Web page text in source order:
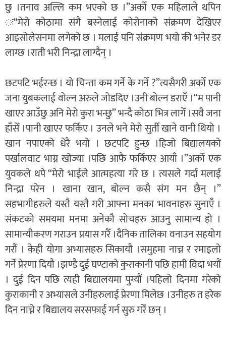
छु ।तनाव अल्लि कम भएको छ ।”अर्को एक महिलाले थपिन
ः“मेरो कोठामा संगै बस्नेलाई कोरोनाको संक्रमण देखिएर
आइसोलेसनमा लगेको छ । मलाई पनि संक्रमण भयो की भनेर डर
लाग्छ ।राती भरी निन्द्रा लाग्दैन् ।
छटपटि भईरन्छ । यो चिन्ता कम गर्ने के गर्ने ?”त्यसैगरी अर्को एक
जना युबकलाई वोल्न अरुले जोडदिए ।उनी बोल्न डराएँ ।“म पानी
खाएर आउँछु अनि मेरो कुरा भन्छु” भन्दै कोठा भित्र लागेँ ।सवै जना
हाँसेँ ।पानी खाएर फर्किए । उनले भने मेरो सुर्ती खाने वानी थियो ।
खान नपाएको धेरै भयो । छटपटि हुन्छ ।हिजो बिद्यालयको
पर्खालवाट भाग्न खोज्या ।पछि आफै फर्किएर आयाँ ।”अर्को एक
युवकले थपे “मेरो भाईले आत्महत्या गरे छ । त्यसले गर्दा मलाई
निन्द्रा परेन । खाना खान, बोल्न कसै संग मन छैन् ।”
सहभागीहरुले यस्तै यस्तै गरी आफ्ना मनका भावनाहरु सुनाएँ ।
संकटको समयमा मनमा अनेकौ सोचहरु आउनु सामान्य हो ।
सामान्यीकरण गराउन प्रयास गरैँ ।दैनिक तालिका वनाउन सहयोग
गरौं । केही योगा अभ्यासहरु सिकायौ ।समुहमा नाच्न र रमाइलो
गर्ने प्रेरणा दियौ ।झण्डै दुई घण्टाको कुराकानी पछि हामी विदा भयौं
। दुई दिन पछि त्यही बिद्यालयमा पुग्यौं ।पहिलो दिनमा गरेको
कुराकानी र अभ्यासले उनीहरुलाई प्रेरणा मिलेछ ।उनीहरु त हरेक
दिन नाच्ने र बिद्यालय सरसफाई गर्न सुरु गरेँ छन् ।